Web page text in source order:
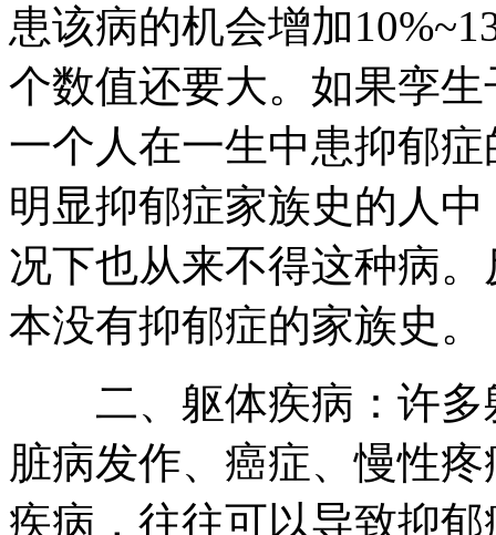
患该病的机会增加
个数值还要大。如果孪
一个人在一生中患抑郁
明显抑郁症家族史的人
况下也从来不得这种病
本没有抑郁症的家族史。
二、躯体疾病：许多
脏病发作、癌症、慢性
疾病，往往可以导致抑